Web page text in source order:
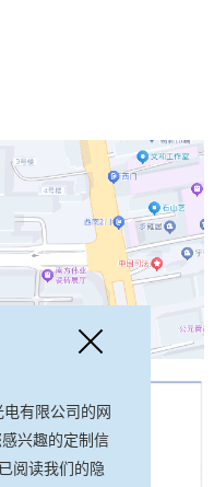
有限公司的网
兴趣的定制信
阅读我们的隐